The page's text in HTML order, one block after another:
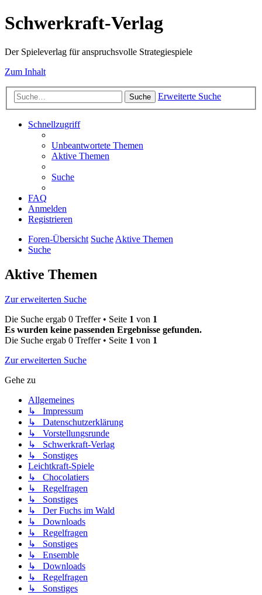
Schwerkraft-Verlag
Der Spieleverlag für anspruchsvolle Strategiespiele
Zum Inhalt
Suche Erweiterte Suche
Schnellzugriff
Unbeantwortete Themen
Aktive Themen
Suche
FAQ
Anmelden
Registrieren
Foren-Übersicht SucheAktive Themen
Suche
Aktive Themen
Zur erweiterten Suche
Die Suche ergab 0 Treffer • Seite 1 von 1
Es wurden keine passenden Ergebnisse gefunden.
Die Suche ergab 0 Treffer • Seite 1 von 1
Zur erweiterten Suche
Gehe zu
Allgemeines
↳ Impressum
↳ Datenschutzerklärung
↳ Vorstellungsrunde
↳ Schwerkraft-Verlag
↳ Sonstiges
Leichtkraft-Spiele
↳ Chocolatiers
↳ Regelfragen
↳ Sonstiges
↳ Der Fuchs im Wald
↳ Downloads
↳ Regelfragen
↳ Sonstiges
↳ Ensemble
↳ Downloads
↳ Regelfragen
↳ Sonstiges